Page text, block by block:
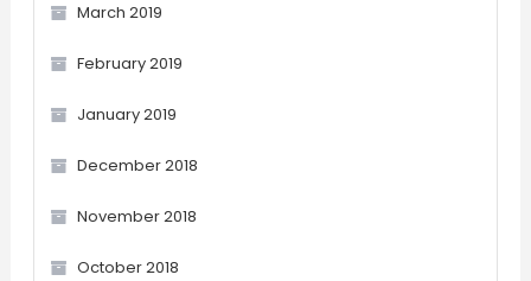
March 2019
February 2019
January 2019
December 2018
November 2018
October 2018